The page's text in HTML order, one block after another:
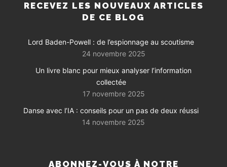
RECEVEZ LES NOUVEAUX ARTICLES
DE CE BLOG
Lord Baden-Powell : de l’espionnage au scoutisme
24 novembre 2025
Un livre blanc pour mieux analyser l’information
collectée
17 novembre 2025
Danse avec l’IA : conseils pour un pas de deux réussi
14 novembre 2025
ABONNEZ-VOUS À NOTRE